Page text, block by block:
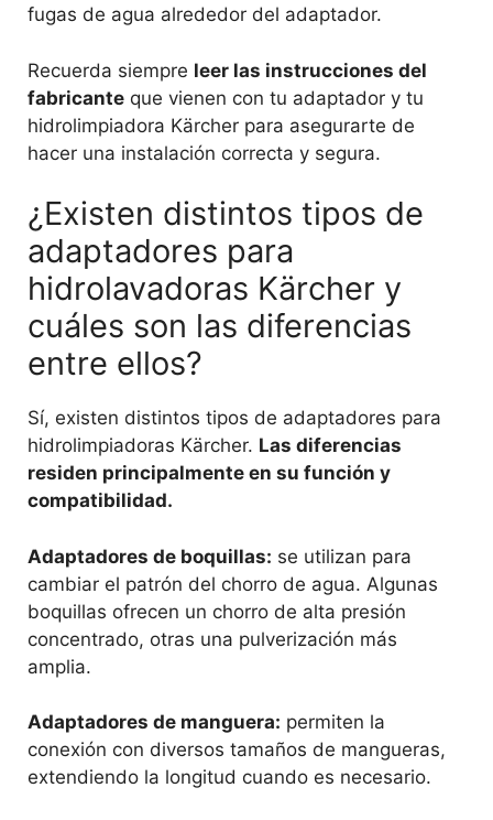
fugas de agua alrededor del adaptador.
Recuerda siempre leer las instrucciones del
fabricante que vienen con tu adaptador y tu
hidrolimpiadora Kärcher para asegurarte de
hacer una instalación correcta y segura.
¿Existen distintos tipos de
adaptadores para
hidrolavadoras Kärcher y
cuáles son las diferencias
entre ellos?
Sí, existen distintos tipos de adaptadores para
hidrolimpiadoras Kärcher. Las diferencias
residen principalmente en su función y
compatibilidad.
Adaptadores de boquillas: se utilizan para
cambiar el patrón del chorro de agua. Algunas
boquillas ofrecen un chorro de alta presión
concentrado, otras una pulverización más
amplia.
Adaptadores de manguera: permiten la
conexión con diversos tamaños de mangueras,
extendiendo la longitud cuando es necesario.